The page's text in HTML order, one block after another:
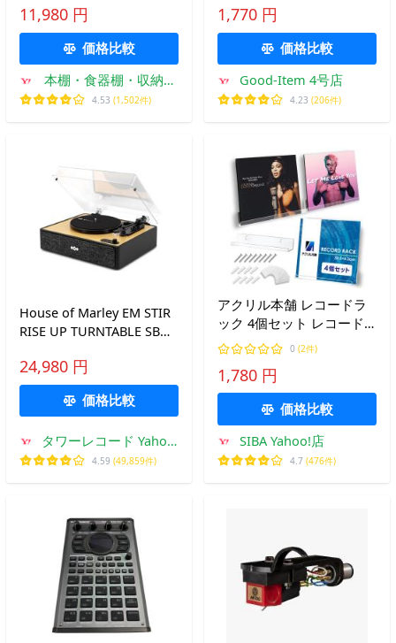
11,980 円
価格比較
本棚・食器棚・収納家
具の家具衛門
4.53 (1,502件)
24bit/96k
1,770 円
価格比較
Good-Item 4号店
4.23 (206件)
House of Marley EM STIR
RISE UP TURNTABLE SB
24,980 円
価格比較
タワーレコード Yahoo!
店
4.59 (49,859件)
アクリル本舗 レコードラ
ック 4個セット レコード
棚 ラック 壁掛けラック 壁
LPレコードラック 透明 ア
クリル製 レコード収納ラ
ック クリア
0 (2件)
1,780 円
価格比較
SIBA Yahoo!店
4.7 (476件)